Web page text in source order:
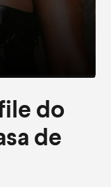
do
de